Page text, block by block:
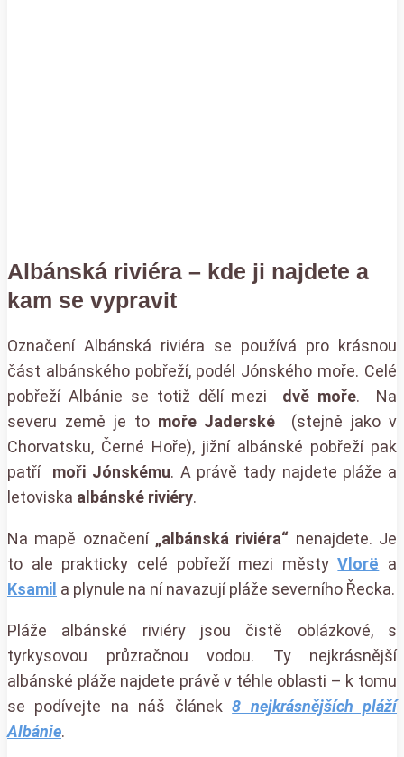
Albánská riviéra – kde ji najdete a
kam se vypravit
Označení Albánská riviéra se používá pro krásnou
část albánského pobřeží, podél Jónského moře. Celé
pobřeží Albánie se totiž dělí mezi dvě moře. Na
severu země je to moře Jaderské
(stejně jako v
Chorvatsku, Černé Hoře), jižní albánské pobřeží pak
patří
moři Jónskému. A právě tady najdete pláže a
letoviska albánské riviéry.
Na mapě označení „albánská riviéra“ nenajdete. Je
to ale prakticky celé pobřeží mezi městyVlorë a
Ksamil a plynule na ní navazují pláže severního Řecka.
Pláže albánské riviéry jsou čistě oblázkové, s
tyrkysovou průzračnou vodou. Ty nejkrásnější
albánské pláže najdete právě v téhle oblasti – k tomu
se podívejte na náš článek8 nejkrásnějších pláží
Albánie.